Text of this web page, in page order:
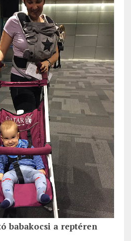
babakocsi a reptéren